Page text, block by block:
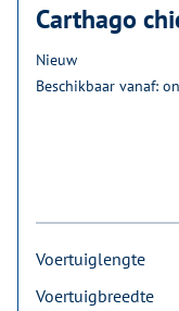
Carthago
Nieuw
Beschikbaar vanaf:
Voertuiglengte
Voertuigbreedte